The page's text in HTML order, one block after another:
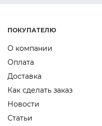
ПОКУПАТЕЛЮ
О компании
Оплата
Доставка
Как сделать заказ
Новости
Статьи